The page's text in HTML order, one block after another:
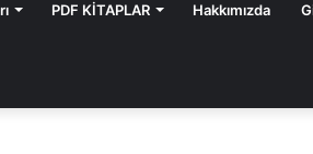
PDF KİTAPLAR Hakkımızda